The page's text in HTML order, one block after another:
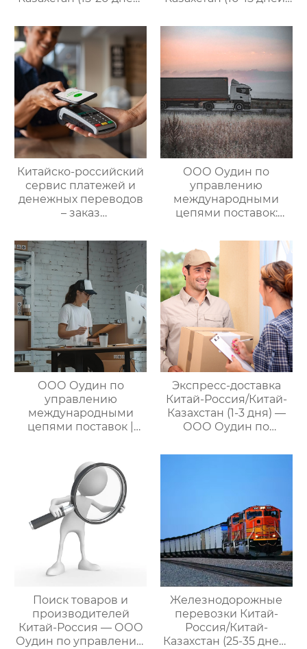
управлению
международными
цепями поставок
управлению
международными
цепями поставок
Китайско-российский
сервис платежей и
денежных переводов
– заказ
поставок
ООО Оудин по
управлению
международными
цепями поставок:
трансграничной
логистики Китай-
Россия/Китай-
Казахстан,
предлагающий
множество
эффективных
способов доставки
для удовлетворения
различных
клиентов
ООО Оудин по
управлению
международными
цепями поставок |
посреднических
закупок Китай-Россия:
комплексное
решение ваших
трансграничных задач
Экспресс-доставка
Китай-Россия/Китай-
Казахстан (1-3 дня) —
ООО Оудин по
международными
Поиск товаров и
производителей
Китай-Россия — ООО
Оудин по управлению
Железнодорожные
перевозки Китай-
Россия/Китай-
Казахстан (25-35 дней)